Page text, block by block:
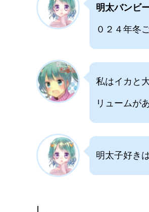
明太バンビ
０２４年冬
私はイカと
リュームが
明太子好き